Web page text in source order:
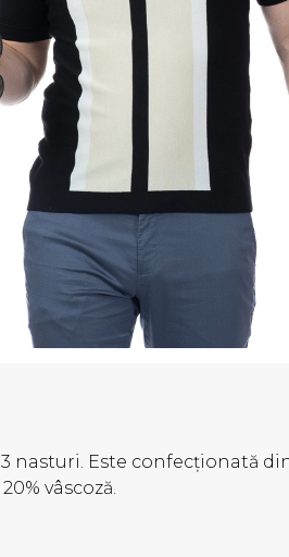
nasturi. Este confecționată
vâscoză.